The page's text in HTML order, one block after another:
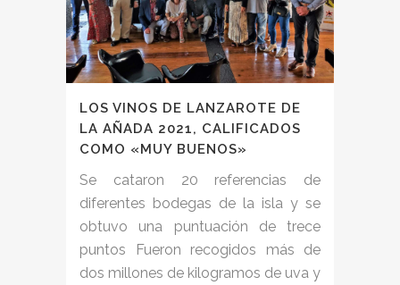
LOS VINOS DE LANZAROTE DE
LA AÑADA 2021, CALIFICADOS
COMO «MUY BUENOS»
Se cataron 20 referencias de
diferentes bodegas de la isla y se
obtuvo una puntuación de trece
puntos Fueron recogidos más de
dos millones de kilogramos de uva y